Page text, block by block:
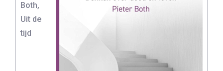
Both,
Uit de
tijd